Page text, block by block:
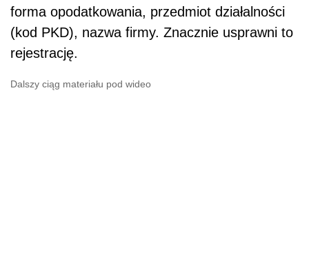
forma opodatkowania, przedmiot działalności
(kod PKD), nazwa firmy. Znacznie usprawni to
rejestrację.
Dalszy ciąg materiału pod wideo